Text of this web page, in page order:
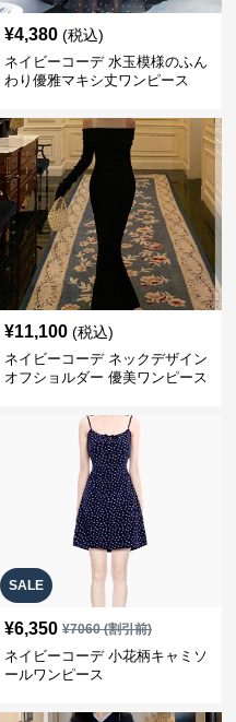
¥4,380 (税込)
ネイビーコーデ 水玉模様のふん
わり優雅マキシ丈ワンピース
¥11,100 (税込)
ネイビーコーデ ネックデザイン
オフショルダー 優美ワンピース
SALE
¥6,350 ¥7060(割引前)
ネイビーコーデ 小花柄キャミソ
ールワンピース